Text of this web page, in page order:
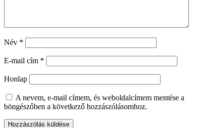
Név *
E-mail cím *
Honlap
A nevem, e-mail címem, és weboldalcímem mentése a
böngészőben a következő hozzászólásomhoz.